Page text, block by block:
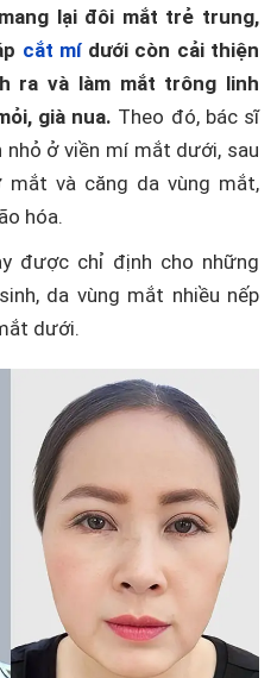
lại đôi mắt trẻ trung,
cắt mídưới còn cải thiện
ra và làm mắt trông linh
già nua. Theo đó, bác sĩ
ở viền mí mắt dưới, sau
và căng da vùng mắt,
hóa.
được chỉ định cho những
da vùng mắt nhiều nếp
dưới.